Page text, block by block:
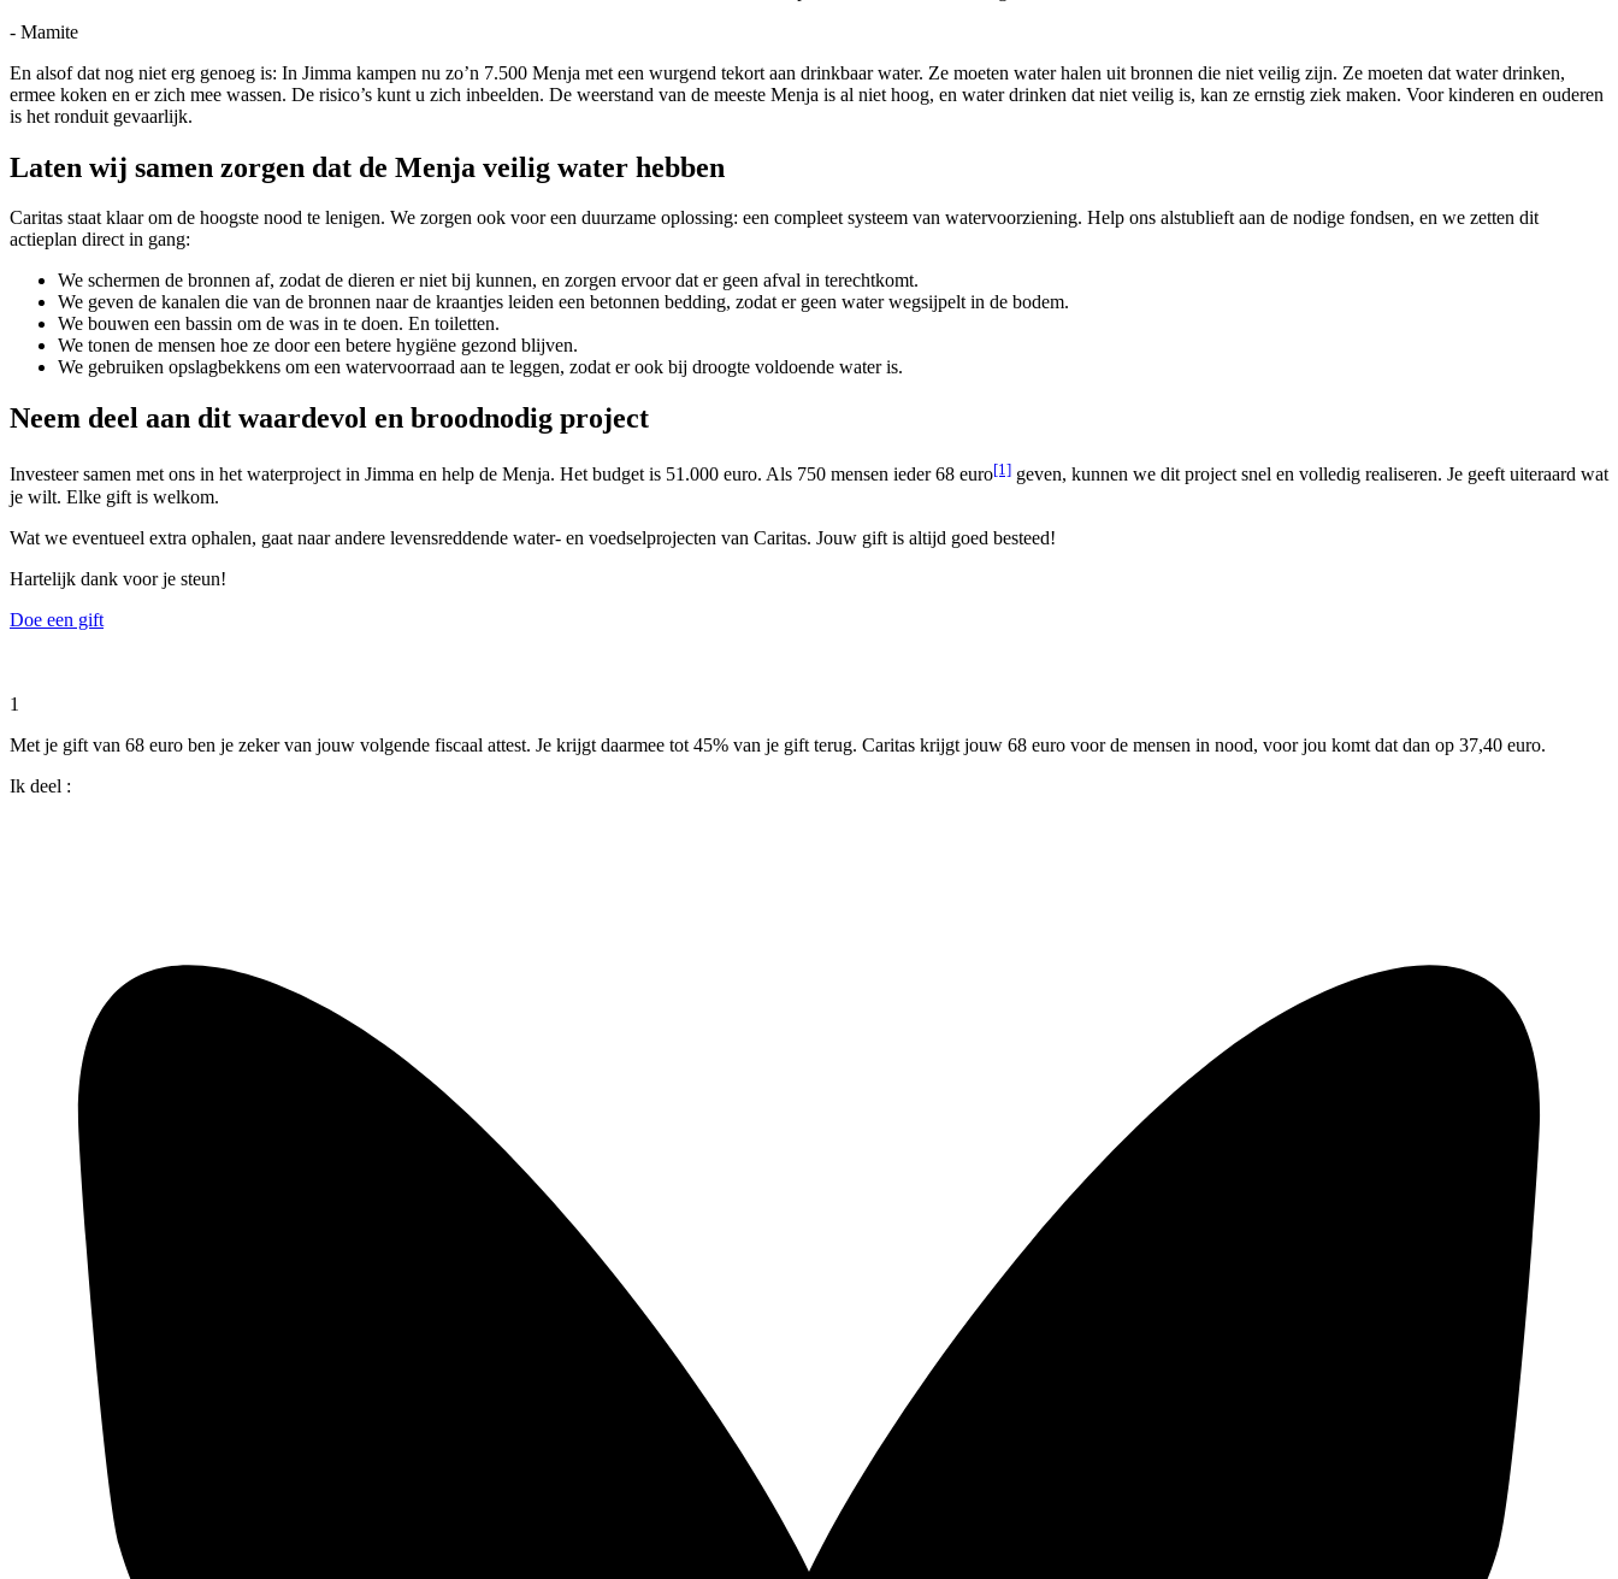
- Mamite
En alsof dat nog niet erg genoeg is: In Jimma kampen nu zo’n 7.500 Menja met een wurgend tekort aan drinkbaar water. Ze moeten water halen uit bronnen die niet veilig zijn. Ze moeten dat water drinken,
ermee koken en er zich mee wassen. De risico’s kunt u zich inbeelden. De weerstand van de meeste Menja is al niet hoog, en water drinken dat niet veilig is, kan ze ernstig ziek maken. Voor kinderen en ouderen
is het ronduit gevaarlijk.
Laten wij samen zorgen dat de Menja veilig water hebben
Caritas staat klaar om de hoogste nood te lenigen. We zorgen ook voor een duurzame oplossing: een compleet systeem van watervoorziening. Help ons alstublieft aan de nodige fondsen, en we zetten dit
actieplan direct in gang:
We schermen de bronnen af, zodat de dieren er niet bij kunnen, en zorgen ervoor dat er geen afval in terechtkomt.
We geven de kanalen die van de bronnen naar de kraantjes leiden een betonnen bedding, zodat er geen water wegsijpelt in de bodem.
We bouwen een bassin om de was in te doen. En toiletten.
We tonen de mensen hoe ze door een betere hygiëne gezond blijven.
We gebruiken opslagbekkens om een watervoorraad aan te leggen, zodat er ook bij droogte voldoende water is.
Neem deel aan dit waardevol en broodnodig project
Investeer samen met ons in het waterproject in Jimma en help de Menja. Het budget is 51.000 euro. Als 750 mensen ieder 68 euro[1] geven, kunnen we dit project snel en volledig realiseren. Je geeft uiteraard wat
je wilt. Elke gift is welkom.
Wat we eventueel extra ophalen, gaat naar andere levensreddende water- en voedselprojecten van Caritas. Jouw gift is altijd goed besteed!
Hartelijk dank voor je steun!
Doe een gift
1
Met je gift van 68 euro ben je zeker van jouw volgende fiscaal attest. Je krijgt daarmee tot 45% van je gift terug. Caritas krijgt jouw 68 euro voor de mensen in nood, voor jou komt dat dan op 37,40 euro.
Ik deel :